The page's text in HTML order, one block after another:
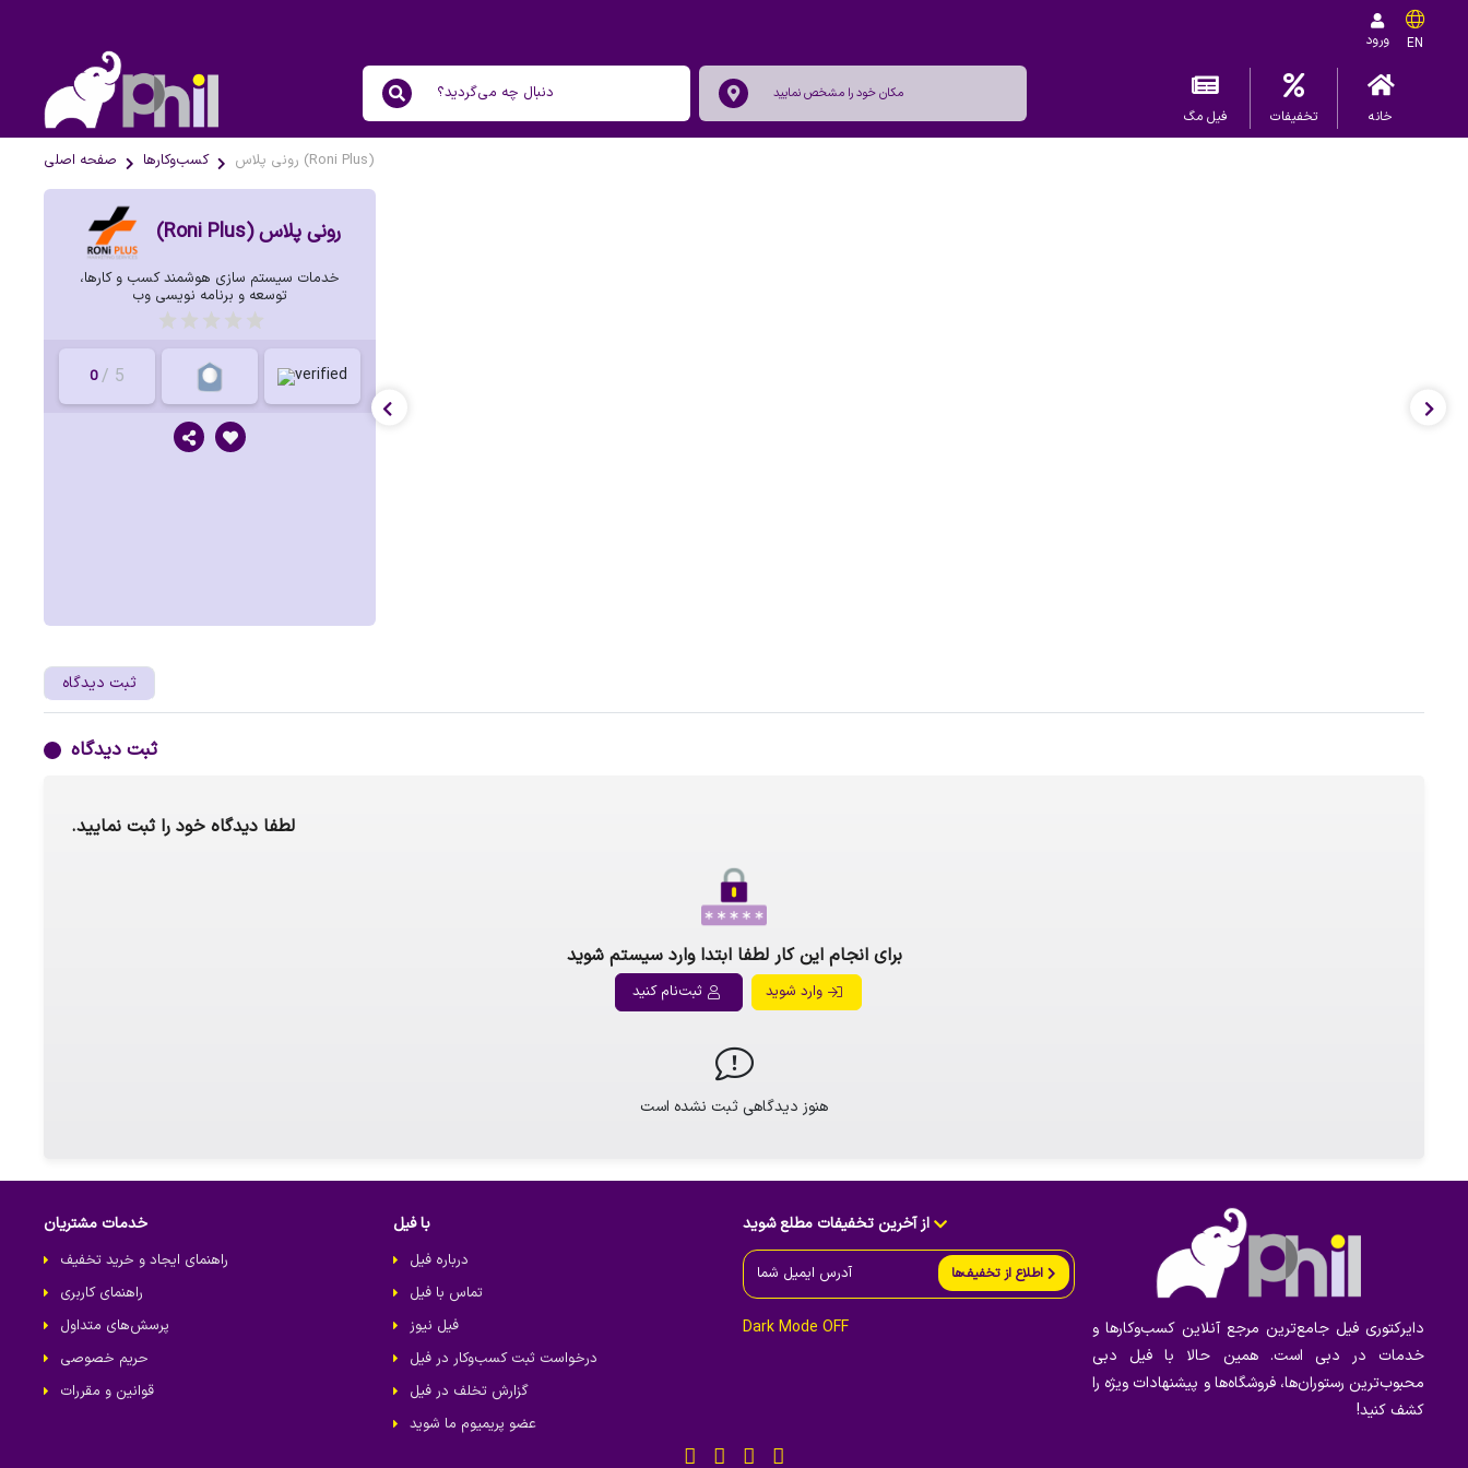
ورود EN
فیل مگ تخفیفات خانه
صفحه اصلی کسب‌وکار‌ها رونی پلاس (Roni Plus)
رونی پلاس (Roni Plus)
خدمات سیستم سازی هوشمند کسب و کارها،
توسعه و برنامه نویسی وب
0/ 5
ثبت دیدگاه
ثبت دیدگاه
لطفا دیدگاه خود را ثبت نمایید.
برای انجام این کار لطفا ابتدا وارد سیستم شوید
ثبت‌نام کنید وارد شوید
هنوز دیدگاهی ثبت نشده است
خدمات مشتریان
راهنمای ایجاد و خرید تخفیف
راهنمای کاربری
پرسش‌های متداول
حریم خصوصی
قوانین و مقررات
با فیل
درباره فیل
تماس با فیل
فیل نیوز
درخواست ثبت کسب‌و‌کار در فیل
گزارش تخلف در فیل
عضو پریمیوم ما شوید
از آخرین تخفیفات مطلع شوید
اطلاع از تخفیف‌ها
Dark Mode OFF
دایرکتوری فیل جامع‌ترین مرجع آنلاین کسب‌وکارها و
خدمات در دبی است. همین حالا با فیل دبی
محبوب‌ترین رستوران‌ها، فروشگاه‌ها و پیشنهادات ویژه را
کشف کنید!